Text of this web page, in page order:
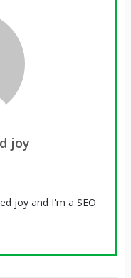
joy
joy and I'm a SEO